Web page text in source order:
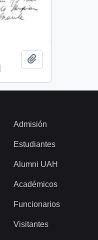
Admisión
Estudiantes
Alumni UAH
Académicos
Funcionarios
Visitantes